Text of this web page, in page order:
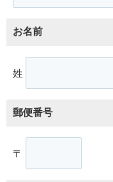
お名前
姓
郵便番号
〒